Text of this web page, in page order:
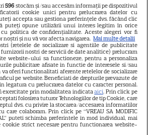
au rămas nerezolvate”
EXCLUSIV
VEDETE ROMÂNEŞTI
Chef Orlando Zaharia și soția
lui, Mădălina, au împlinit 22 de
ani de căsnicie. Cum arătau în
ziua nunții și povestea lor de
iubire
596 stocăm și/sau accesăm informații pe dispozitivul
cookie unici pentru prelucrarea datelor cu
accepta sau gestiona preferințele dvs. făcând clic
puteți opune utilizării unui interes legitim în orice
politica de confidențialitate. Aceste alegeri vor fi
noștri și nu vă vor afecta navigarea. Mai multe detalii
(retelele de socializare si agentiile de publicitate
furnizorii nostri de servicii de date analitice) prelucram
website-ului sa functioneze, pentru a personaliza
publicitare afisate in functie de interesele si/sau
va oferi functionalitati aferente retelelor de socializare
pe website. Beneficiati de drepturile prevazute de
legatura cu prelucrarea datelor cu caracter personal.
exercitate prin modalitatea indicataaici. Prin click pe
folosirea tuturor Tehnologiilor de tip Cookie, care
dvs. cu privire la stocarea/accesarea informatiilor
care colaboram. Prin click pe “VREAU SA MODIFIC
puteti schimba preferintele in mod individual, mai
cookie strict necesare pentru functionarea website-